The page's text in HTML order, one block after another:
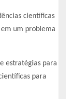
científicas
um problema
estratégias para
para